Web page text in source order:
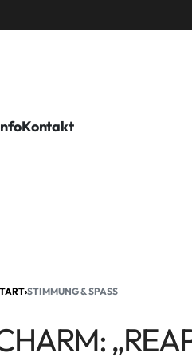
Kontakt
›STIMMUNG & SPASS